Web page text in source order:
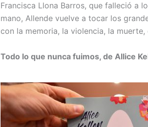
Francisca Llona Barros, que falleció a
mano, Allende vuelve a tocar los
con la memoria, la violencia, la
Todo lo que nunca fuimos, de Allice